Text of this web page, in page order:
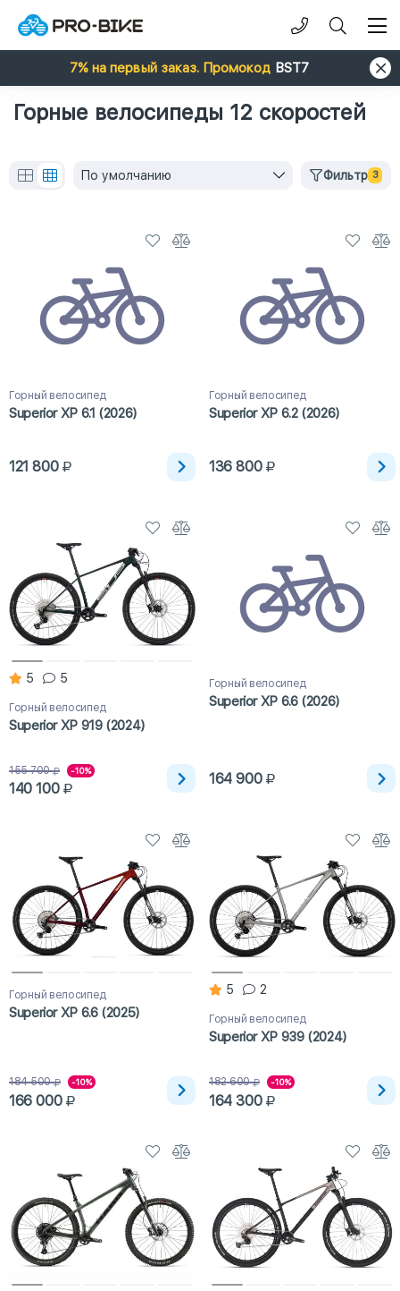
7% на первый заказ. Промокод BST7
Горные велосипеды 12 скоростей
По умолчанию Фильтр 3
Горный велосипед
Superior XP 6.1 (2026)
121 800
Горный велосипед
Superior XP 6.2 (2026)
136 800
5 5
Горный велосипед
Superior XP 919 (2024)
155 700 -10%
140 100
Горный велосипед
Superior XP 6.6 (2026)
164 900
Горный велосипед
Superior XP 6.6 (2025)
184 500 -10%
166 000
5 2
Горный велосипед
Superior XP 939 (2024)
182 600 -10%
164 300